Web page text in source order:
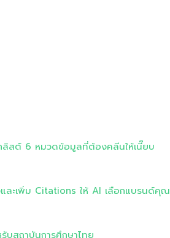
ลิสต์ 6 หมวดข้อมูลที่ต้องคลีนให้เนี๊ยบ
ะเพิ่ม Citations ให้ AI เลือกแบรนด์คุณ
บสถาบันการศึกษาไทย